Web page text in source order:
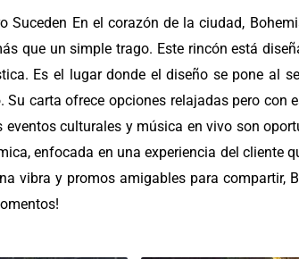
Suceden En el corazón de la ciudad,
que un simple trago. Este rincón está
Es el lugar donde el diseño se pone al
carta ofrece opciones relajadas pero con
eventos culturales y música en vivo son
enfocada en una experiencia del cliente
vibra y promos amigables para compartir,